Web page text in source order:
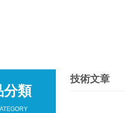
分類
技術文章